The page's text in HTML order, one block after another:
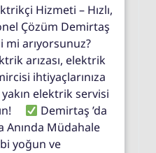
Hizmeti – Hızlı,
Çözüm Demirtaş
mi arıyorsunuz?
arızası, elektrik
ihtiyaçlarınıza
elektrik servisi
Demirtaş ’da
Anında Müdahale
yoğun ve